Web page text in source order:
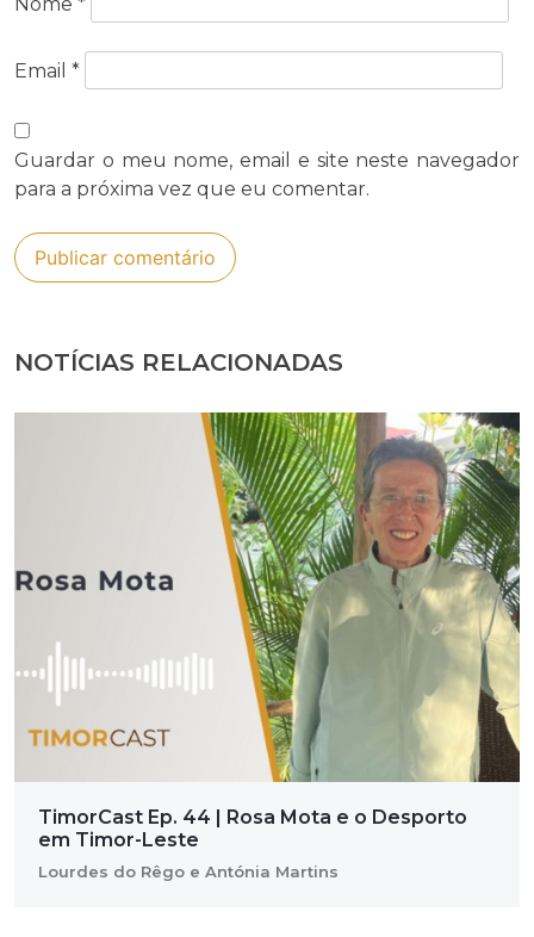
Email *
Guardar o meu nome, email e site neste navegador
para a próxima vez que eu comentar.
NOTÍCIAS RELACIONADAS
TimorCast Ep. 44 | Rosa Mota e o Desporto
em Timor-Leste
Lourdes do Rêgo e Antónia Martins